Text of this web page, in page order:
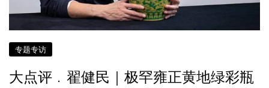
专题专访
大点评﹒翟健民｜极罕雍正黄地绿彩瓶